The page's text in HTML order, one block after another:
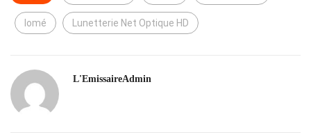
lomé Lunetterie Net Optique HD
L'EmissaireAdmin